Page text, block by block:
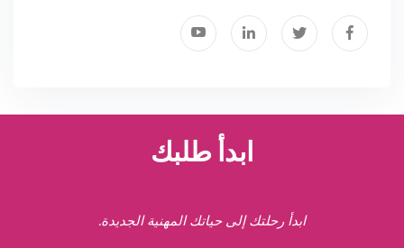
ابدأ طلبك
ابدأ رحلتك إلى حياتك المهنية الجديدة.